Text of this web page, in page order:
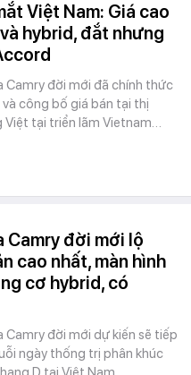
Việt Nam: Giá cao
hybrid, đắt nhưng
Camry đời mới đã chính thức
công bố giá bán tại thị
Việt tại triển lãm Vietnam…
Camry đời mới lộ
cao nhất, màn hình
cơ hybrid, có
Camry đời mới dự kiến sẽ tiếp
ngày thống trị phân khúc